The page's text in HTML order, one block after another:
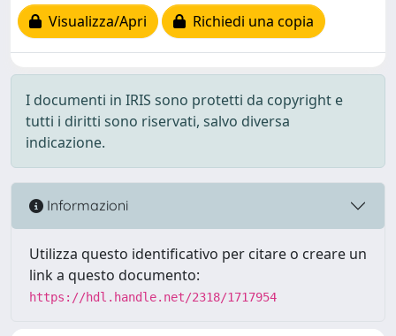
Visualizza/Apri
Richiedi una copia
I documenti in IRIS sono protetti da copyright e
tutti i diritti sono riservati, salvo diversa
indicazione.
Informazioni
Utilizza questo identificativo per citare o creare un
link a questo documento:
https://hdl.handle.net/2318/1717954